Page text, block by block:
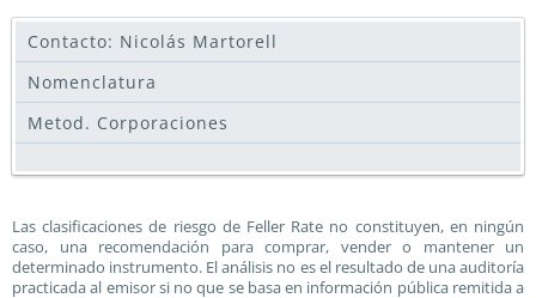
Contacto: Nicolás Martorell
Nomenclatura
Metod. Corporaciones
Las clasificaciones de riesgo de Feller Rate no constituyen, en ningún
caso, una recomendación para comprar, vender o mantener un
determinado instrumento. El análisis no es el resultado de una auditoría
practicada al emisor si no que se basa en información pública remitida a